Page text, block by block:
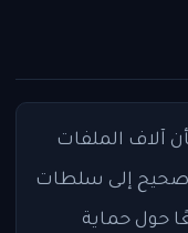
آلاف الملفات
صحيح إلى سلطات
حول حماية